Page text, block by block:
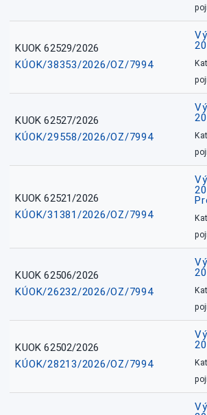
KUOK 62529/2026
KÚOK/38353/2026/OZ/7994
KUOK 62527/2026
KÚOK/29558/2026/OZ/7994
KUOK 62521/2026
KÚOK/31381/2026/OZ/7994
KUOK 62506/2026
KÚOK/26232/2026/OZ/7994
KUOK 62502/2026
KÚOK/28213/2026/OZ/7994